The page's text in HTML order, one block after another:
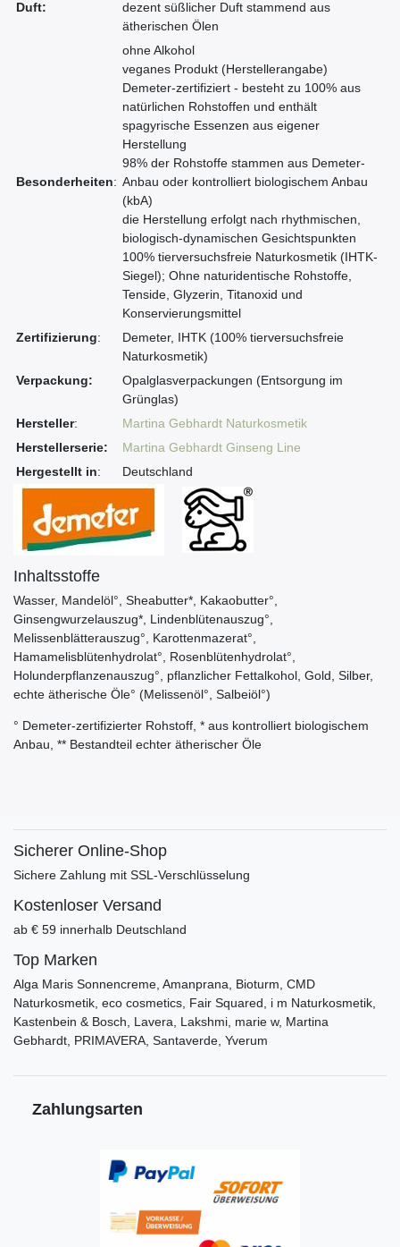
Duft:
dezent süßlicher Duft stammend aus
ätherischen Ölen
Besonderheiten:
ohne Alkohol
veganes Produkt (Herstellerangabe)
Demeter-zertifiziert - besteht zu 100% aus
natürlichen Rohstoffen und enthält
spagyrische Essenzen aus eigener
Herstellung
98% der Rohstoffe stammen aus Demeter-
Anbau oder kontrolliert biologischem Anbau
(kbA)
die Herstellung erfolgt nach rhythmischen,
biologisch-dynamischen Gesichtspunkten
100% tierversuchsfreie Naturkosmetik (IHTK-
Siegel); Ohne naturidentische Rohstoffe,
Tenside, Glyzerin, Titanoxid und
Konservierungsmittel
Zertifizierung:
Demeter, IHTK (100% tierversuchsfreie
Naturkosmetik)
Verpackung:
Opalglasverpackungen (Entsorgung im
Grünglas)
Hersteller:
Martina Gebhardt Naturkosmetik
Herstellerserie:
Martina Gebhardt Ginseng Line
Hergestellt in: Deutschland
Inhaltsstoffe
Wasser, Mandelöl°, Sheabutter*, Kakaobutter°,
Ginsengwurzelauszug*, Lindenblütenauszug°,
Melissenblätterauszug°, Karottenmazerat°,
Hamamelisblütenhydrolat°, Rosenblütenhydrolat°,
Holunderpflanzenauszug°, pflanzlicher Fettalkohol, Gold, Silber,
echte ätherische Öle° (Melissenöl°, Salbeiöl°)
° Demeter-zertifizierter Rohstoff, * aus kontrolliert biologischem
Anbau, ** Bestandteil echter ätherischer Öle
Sicherer Online-Shop
Sichere Zahlung mit SSL-Verschlüsselung
Kostenloser Versand
ab € 59 innerhalb Deutschland
Top Marken
Alga Maris Sonnencreme, Amanprana, Bioturm, CMD
Naturkosmetik, eco cosmetics, Fair Squared, i m Naturkosmetik,
Kastenbein & Bosch, Lavera, Lakshmi, marie w, Martina
Gebhardt, PRIMAVERA, Santaverde, Yverum
Zahlungsarten